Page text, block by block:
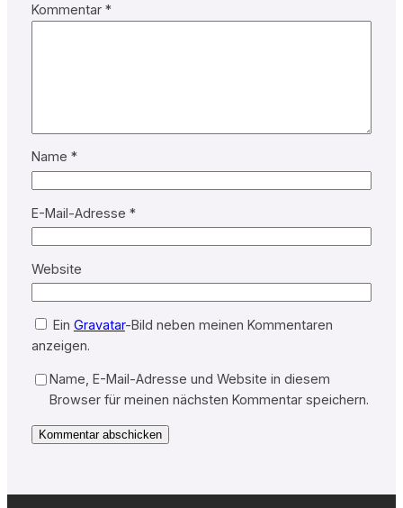
Kommentar *
Name *
E-Mail-Adresse *
Website
Ein Gravatar-Bild neben meinen Kommentaren
anzeigen.
Name, E-Mail-Adresse und Website in diesem
Browser für meinen nächsten Kommentar speichern.